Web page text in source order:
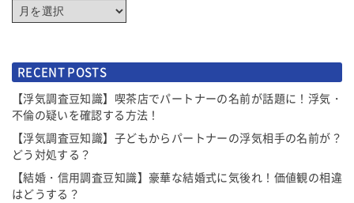
RECENT POSTS
【浮気調査豆知識】喫茶店でパートナーの名前が話題に！浮気・
不倫の疑いを確認する方法！
【浮気調査豆知識】子どもからパートナーの浮気相手の名前が？
どう対処する？
【結婚・信用調査豆知識】豪華な結婚式に気後れ！価値観の相違
はどうする？